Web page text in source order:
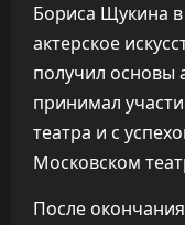
Бориса Щукина
актерское
получил основы
принимал
театра и с
Московском
После